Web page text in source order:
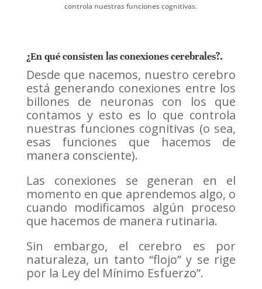
controla nuestras funciones cognitivas.
¿En qué consisten las conexiones cerebrales?.
Desde que nacemos, nuestro cerebro
está generando conexiones entre los
billones de neuronas con los que
contamos y esto es lo que controla
nuestras funciones cognitivas (o sea,
esas funciones que hacemos de
manera consciente).
Las conexiones se generan en el
momento en que aprendemos algo, o
cuando modificamos algún proceso
que hacemos de manera rutinaria.
Sin embargo, el cerebro es por
naturaleza, un tanto “flojo” y se rige
por la Ley del Mínimo Esfuerzo”.